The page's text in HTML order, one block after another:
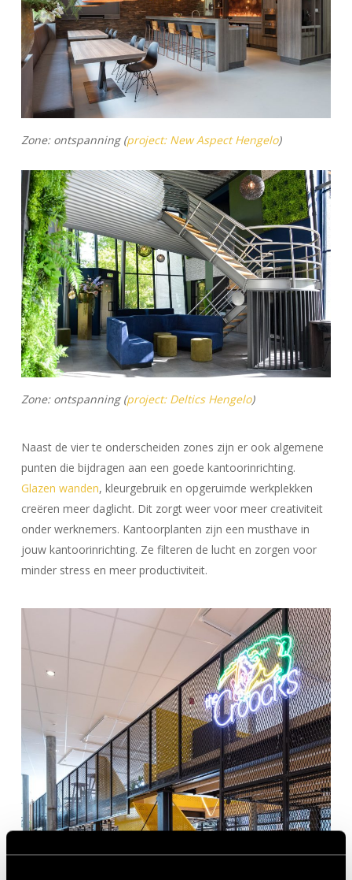
Zone: ontspanning (project: New Aspect Hengelo)
Zone: ontspanning (project: Deltics Hengelo)
Naast de vier te onderscheiden zones zijn er ook algemene
punten die bijdragen aan een goede kantoorinrichting.
Glazen wanden, kleurgebruik en opgeruimde werkplekken
creëren meer daglicht. Dit zorgt weer voor meer creativiteit
onder werknemers. Kantoorplanten zijn een musthave in
jouw kantoorinrichting. Ze filteren de lucht en zorgen voor
minder stress en meer productiviteit.